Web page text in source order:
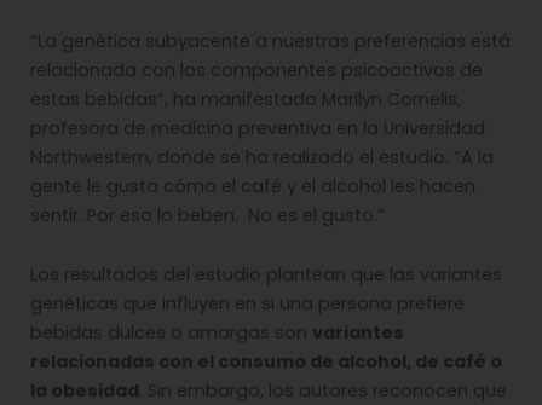
“La genética subyacente a nuestras preferencias está
relacionada con los componentes psicoactivos de
estas bebidas”, ha manifestado Marilyn Cornelis,
profesora de medicina preventiva en la Universidad
Northwestern, donde se ha realizado el estudio. ”A la
gente le gusta cómo el café y el alcohol les hacen
sentir. Por eso lo beben. No es el gusto.”
Los resultados del estudio plantean que las variantes
genéticas que influyen en si una persona prefiere
bebidas dulces o amargas son variantes
relacionadas con el consumo de alcohol, de café o
la obesidad. Sin embargo, los autores reconocen que